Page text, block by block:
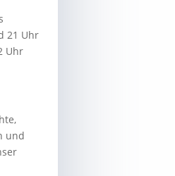
21 Uhr
Uhr
und